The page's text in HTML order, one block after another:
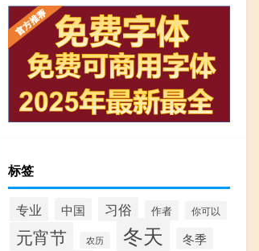
标签
专业 中国 习俗 作者 你可以
元宵节 农历 冬天 冬季